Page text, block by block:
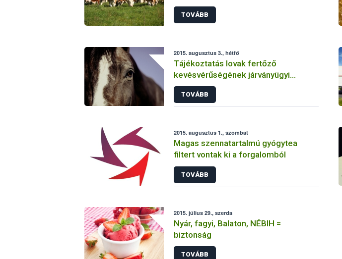
vakcinázás állami támogatását
TOVÁBB
2015. augusztus 3., hétfő
Tájékoztatás lovak fertőző
kevésvérűségének járványügyi
helyzetéről 1. – 2015. augusztus
TOVÁBB
2015. augusztus 1., szombat
Magas szennatartalmú gyógytea
filtert vontak ki a forgalomból
TOVÁBB
2015. július 29., szerda
Nyár, fagyi, Balaton, NÉBIH =
biztonság
TOVÁBB